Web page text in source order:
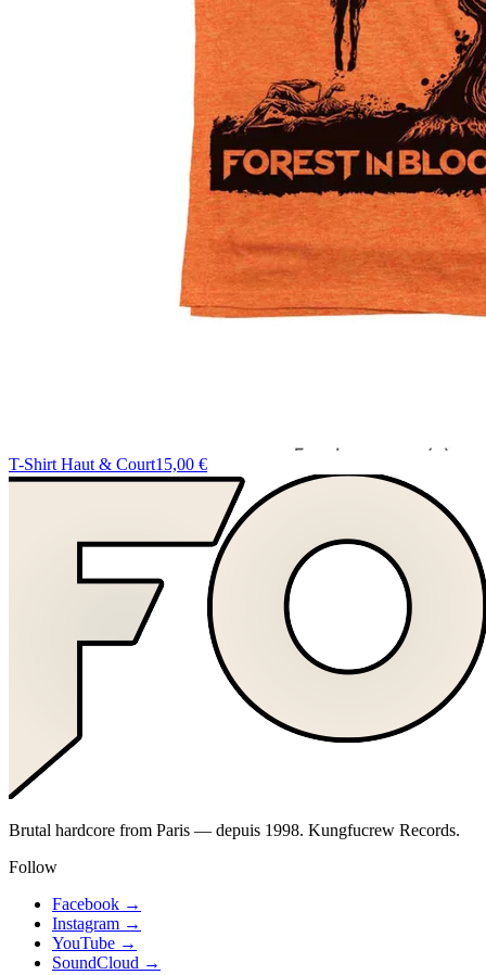
T-Shirt Haut & Court15,00 €
Brutal hardcore from Paris — depuis 1998. Kungfucrew Records.
Follow
Facebook →
Instagram →
YouTube →
SoundCloud →